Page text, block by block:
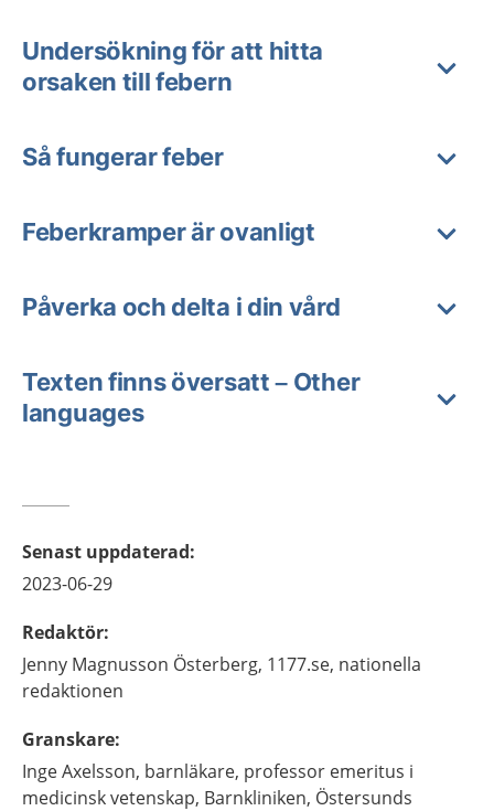
Undersökning för att hitta
orsaken till febern
Så fungerar feber
Feberkramper är ovanligt
Påverka och delta i din vård
Texten finns översatt – Other
languages
Senast uppdaterad:
2023-06-29
Redaktör:
Jenny Magnusson Österberg, 1177.se, nationella
redaktionen
Granskare:
IngeAxelsson, barnläkare, professor emeritus i
medicinsk vetenskap, Barnkliniken, Östersunds